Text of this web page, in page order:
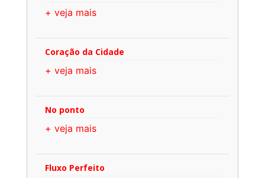
+ veja mais
Coração da Cidade
+ veja mais
No ponto
+ veja mais
Fluxo Perfeito